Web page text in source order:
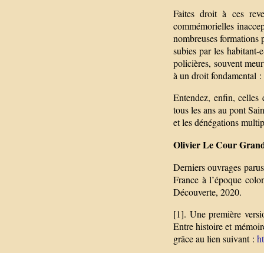
Faites droit à ces
commémorielles
nombreuses formations
subies par les habitant-
policières, souvent
à un droit fondamental
Entendez, enfin, celles
tous les ans au pont
et les dénégations
Olivier Le Cour
Derniers ouvrages
France à l’époque
Découverte, 2020.
[1]. Une première
Entre histoire et
grâce au lien suivant :